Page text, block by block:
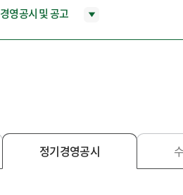
경영공시 및 공고
정기경영공시